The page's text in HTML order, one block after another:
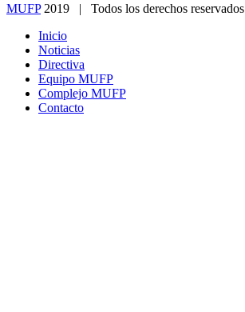
MUFP2019 | Todos los derechos reservados
Inicio
Noticias
Directiva
Equipo MUFP
Complejo MUFP
Contacto